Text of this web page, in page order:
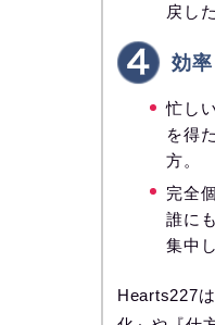
戻し
効
忙し
を得
方。
完全
誰に
集中
Hearts227